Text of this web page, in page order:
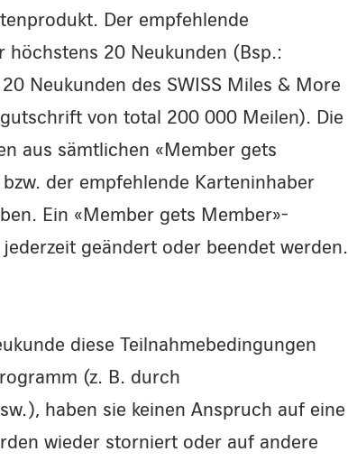
Der empfehlende
20 Neukunden (Bsp.:
Neukunden des SWISS Miles & More
von total 200 000 Meilen). Die
aus sämtlichen «Member gets
der empfehlende Karteninhaber
Ein «Member gets Member»-
geändert oder beendet werden.
diese Teilnahmebedingungen
(z. B. durch
haben sie keinen Anspruch auf eine
wieder storniert oder auf andere